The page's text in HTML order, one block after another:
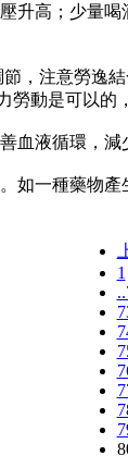
高；少量喝
注意勞逸結
動是可以的
液循環，減
一種藥物產
1